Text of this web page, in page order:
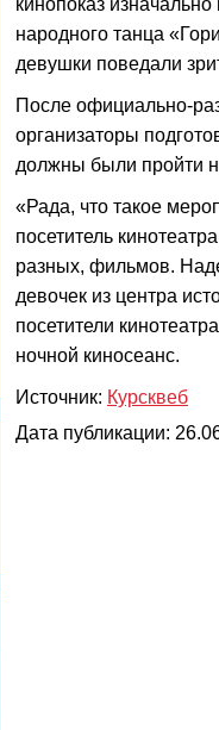
кинопоказ
народного танца
девушки поведали
После официально-
организаторы
должны были пройти
«Рада, что такое
посетитель
разных, фильмов.
девочек из центра
посетители
ночной киносеанс.
Источник: Курсквеб
Дата публикации: